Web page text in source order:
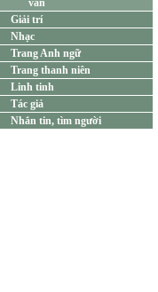
văn
Giải trí
Nhạc
Trang Anh ngữ
Trang thanh niên
Linh tinh
Tác giả
Nhắn tin, tìm người